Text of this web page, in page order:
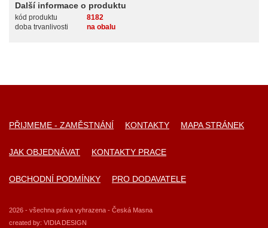
Další informace o produktu
kód produktu
8182
doba trvanlivosti
na obalu
PŘIJMEME - ZAMĚSTNÁNÍ KONTAKTY MAPA STRÁNEK
JAK OBJEDNÁVAT KONTAKTY PRACE
OBCHODNÍ PODMÍNKY PRO DODAVATELE
2026 - všechna práva vyhrazena - Česká Masna
created by: VIDIA DESIGN